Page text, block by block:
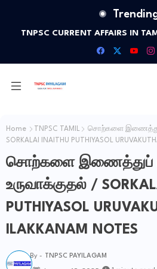
TNPSC CURRENT AFFAIRS IN
Home TNPSC TAMIL
சொற்களை இணைத்துப்
SORKALAI INAITHU PUTHIYASOL
சொற்களை இணைத்துப்
உருவாக்குதல் /
PUTHIYASOL
ILAKKANAM NOTES
By - TNPSC PAYILAGAM